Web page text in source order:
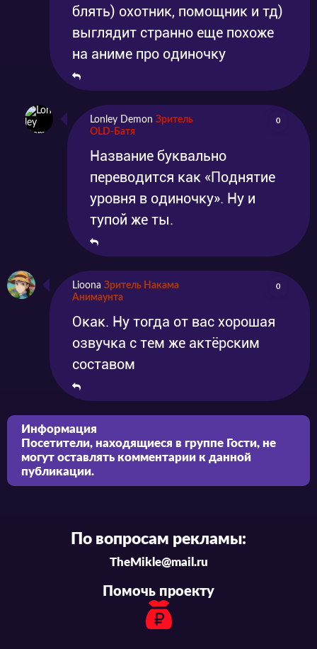
блять) охотник, помощник и тд)
выглядит странно еще похоже
на аниме про одиночку
Lonley Demon Зритель
OLD-Батя
0
Название буквально
переводится как «Поднятие
уровня в одиночку». Ну и
тупой же ты.
Lioona Зритель Накама
Анимаунта
0
Окак. Ну тогда от вас хорошая
озвучка с тем же актёрским
составом
Информация
Посетители, находящиеся в группе Гости, не
могут оставлять комментарии к данной
публикации.
По вопросам рекламы:
TheMikle@mail.ru
Помочь проекту